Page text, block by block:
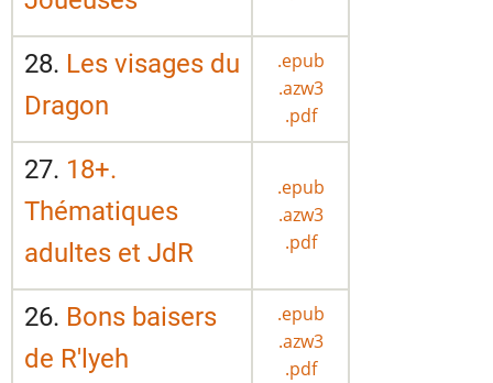
28. Les visages du
Dragon
.epub
.azw3
.pdf
27. 18+.
Thématiques
adultes et JdR
.epub
.azw3
.pdf
26. Bons baisers
de R'lyeh
.epub
.azw3
.pdf